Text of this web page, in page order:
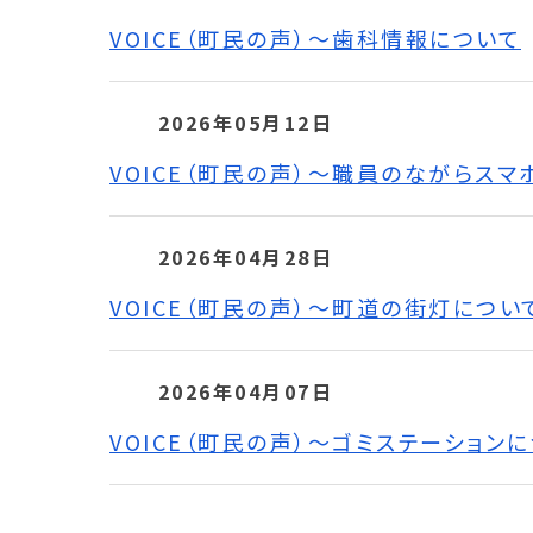
VOICE（町民の声）～歯科情報について
2026年05月12日
VOICE（町民の声）～職員のながらスマ
2026年04月28日
VOICE（町民の声）～町道の街灯につい
2026年04月07日
VOICE（町民の声）～ゴミステーション